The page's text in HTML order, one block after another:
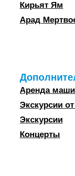
Кирьят Ям
Арад
Аренда
Экскурсии
Экскурсии
Концерты